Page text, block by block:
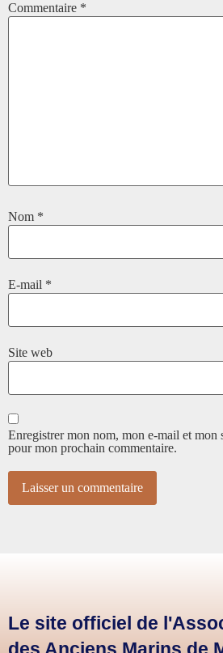
Commentaire *
Nom *
E-mail *
Site web
Enregistrer mon nom, mon e-mail et mon
pour mon prochain commentaire.
Le site officiel de